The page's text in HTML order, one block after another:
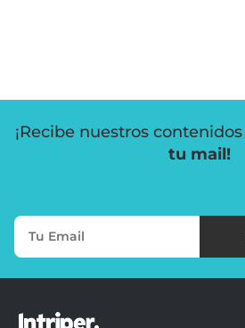
¡Recibe nuestros contenidos
tu mail!